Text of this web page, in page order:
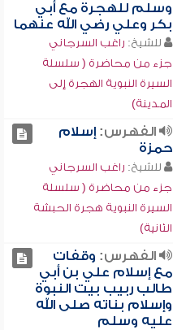
وسلم للهجرة مع أبي
بكر وعلي رضي الله عنهما
للشيخ: راغب السرجاني
جزء من محاضرة ( سلسلة
السيرة النبوية الهجرة إلى
المدينة)
الفهرس:إسلام
حمزة
للشيخ: راغب السرجاني
جزء من محاضرة ( سلسلة
السيرة النبوية هجرة الحبشة
الثانية)
الفهرس: وقفات
مع إسلام علي بن أبي
طالب ربيب بيت النبوة
وإسلام بناته صلى الله
عليه وسلم